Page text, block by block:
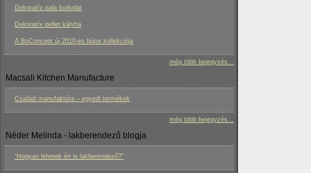
Dekoratív pala burkolat
Dekoratív pellet kályha
A BoConcept új 2010-es bútor kollekciója
még több bejegyzés...
Macsali Kitchen Manufacture
Családi manufaktúra – egyedi termékek
még több bejegyzés...
Néder Melinda - lakberendező blogja
“Hogyan lehetek én is lakberendező?”